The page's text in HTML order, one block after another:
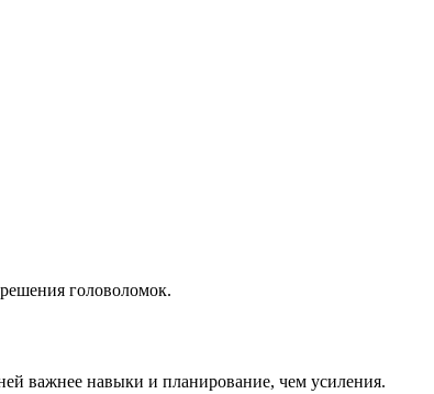
головоломок.
важнее навыки и планирование, чем усиления.